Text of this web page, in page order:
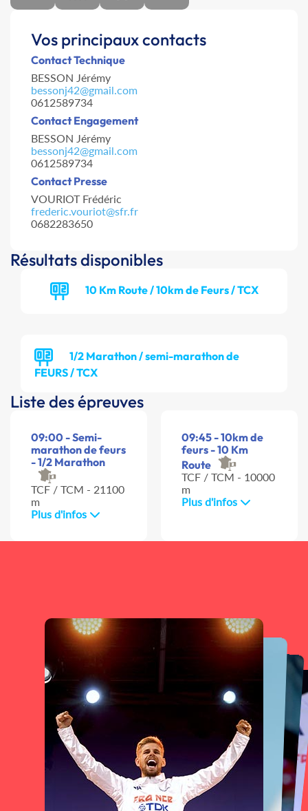
Vos principaux contacts
Contact Technique
BESSON Jérémy
bessonj42@gmail.com
0612589734
Contact Engagement
BESSON Jérémy
bessonj42@gmail.com
0612589734
Contact Presse
VOURIOT Frédéric
frederic.vouriot@sfr.fr
0682283650
Résultats disponibles
10 Km Route / 10km de Feurs / TCX
1/2 Marathon / semi-marathon de
FEURS / TCX
Liste des épreuves
09:00 - Semi-
marathon de feurs
- 1/2 Marathon
TCF / TCM - 21100
m
Plus d'infos
09:45 - 10km de
feurs - 10 Km
Route
TCF / TCM - 10000
m
Plus d'infos